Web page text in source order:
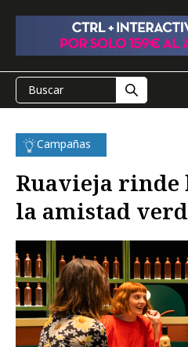
Campañas
Ruavieja rinde
la amistad